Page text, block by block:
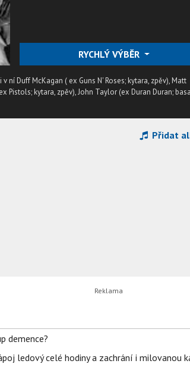
RYCHLÝ VÝBĚR
Duff McKagan ( ex Guns N' Roses; kytara, zpěv), Matt
Pistols; kytara, zpěv), John Taylor (ex Duran Duran;
Přidat
demence?
ledový celé hodiny a zachrání i milovanou